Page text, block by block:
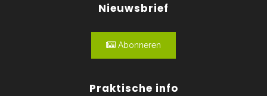
Nieuwsbrief
Abonneren
Praktische info